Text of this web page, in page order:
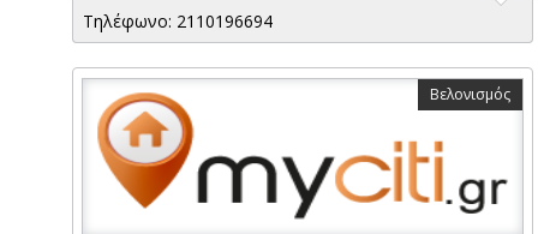
Τηλέφωνο: 2110196694
Βελονισμός